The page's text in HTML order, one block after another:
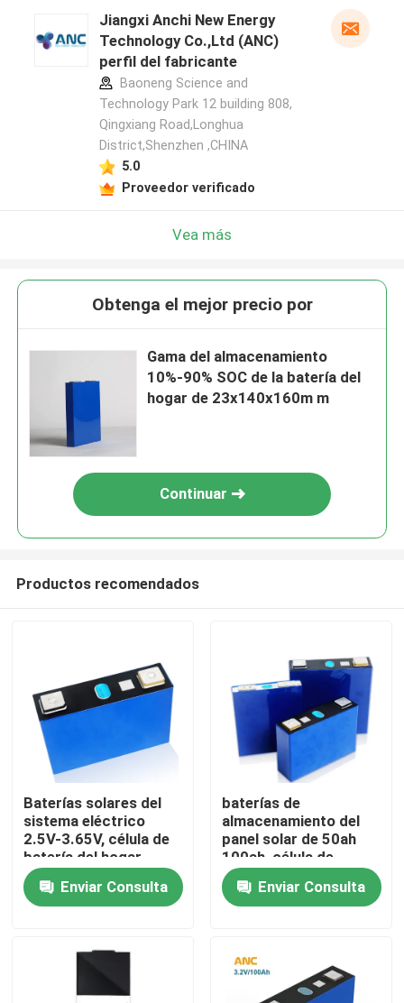
Inicio
Sobre nosotros
Jiangxi Anchi New Energy
Technology Co.,Ltd (ANC)
perfil del fabricante
Baoneng Science and
Technology Park 12 building 808,
Qingxiang Road,Longhua
District,Shenzhen ,CHINA
5.0
Proveedor verificado
Vea más
Obtenga el mejor precio por
Gama del almacenamiento
10%-90% SOC de la batería del
hogar de 23x140x160m m
Continuar
Productos recomendados
Baterías solares del
sistema eléctrico
2.5V-3.65V, célula de
batería del hogar
Lifepo4
Enviar Consulta
baterías de
almacenamiento del
panel solar de 50ah
100ah, célula de
batería de los
almacenamientos de
energía Lifepo4
Enviar Consulta